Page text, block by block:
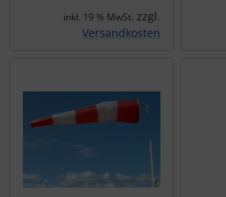
inkl. 19 % MwSt. zzgl.
Versandkosten